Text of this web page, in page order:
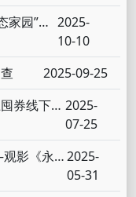
“播种生态·爱燃梦想”｜2025年“生态家园”国庆营顺利结营 2025-
10-10
2025-09-25
茅台酱香抖音生活服务首播，线上囤券线下核销，145家实体门店参与 2025-
07-25
涵养廉洁清风，筑牢拒腐堤坝 ——观影《永远吹冲锋号：铁规矩硬杠杠》 2025-
05-31